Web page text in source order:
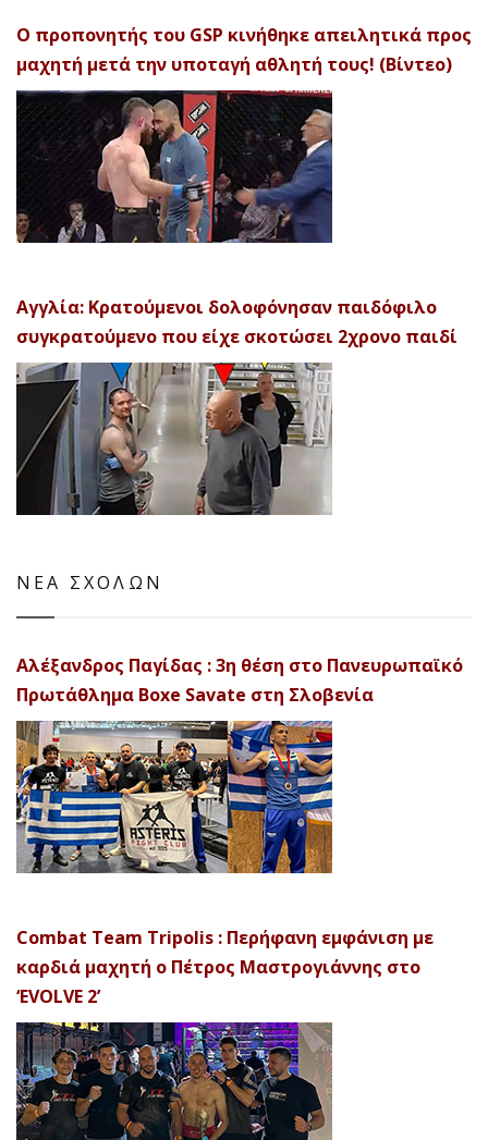
Ο προπονητής του GSP κινήθηκε απειλητικά προς
μαχητή μετά την υποταγή αθλητή τους! (Βίντεο)
Αγγλία: Κρατούμενοι δολοφόνησαν παιδόφιλο
συγκρατούμενο που είχε σκοτώσει 2χρονο παιδί
ΝΕΑ ΣΧΟΛΩΝ
Αλέξανδρος Παγίδας : 3η θέση στο Πανευρωπαϊκό
Πρωτάθλημα Boxe Savate στη Σλοβενία
Combat Team Tripolis : Περήφανη εμφάνιση με
καρδιά μαχητή ο Πέτρος Μαστρογιάννης στο
‘EVOLVE 2’